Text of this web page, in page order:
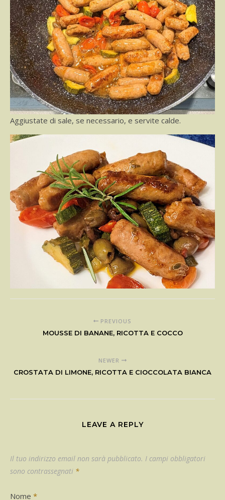
Aggiustate di sale, se necessario, e servite calde.
PREVIOUS
MOUSSE DI BANANE, RICOTTA E COCCO
NEWER
CROSTATA DI LIMONE, RICOTTA E CIOCCOLATA BIANCA
LEAVE A REPLY
Il tuo indirizzo email non sarà pubblicato. I campi obbligatori
sono contrassegnati *
Nome *